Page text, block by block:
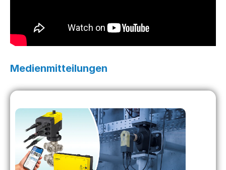
Medienmitteilungen